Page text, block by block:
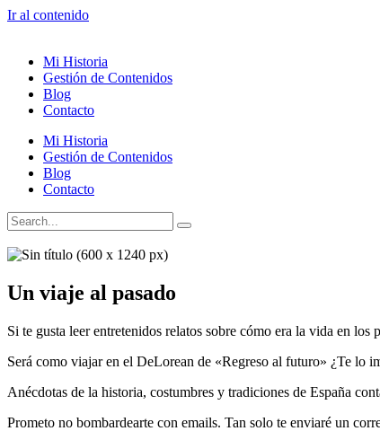
Ir al contenido
Mi Historia
Gestión de Contenidos
Blog
Contacto
Mi Historia
Gestión de Contenidos
Blog
Contacto
Un viaje al pasado
Si te gusta leer entretenidos relatos sobre cómo era la vida en
Será como viajar en el DeLorean de «Regreso al futuro» ¿Te lo
Anécdotas de la historia, costumbres y tradiciones de España
Prometo no bombardearte con emails. Tan solo te enviaré un